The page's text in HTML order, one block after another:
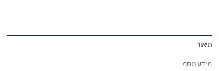
תיאור
מידע נוסף